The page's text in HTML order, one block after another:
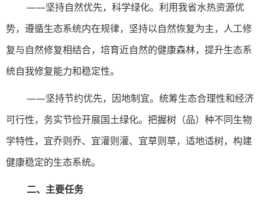
——坚持自然优先，科学绿化。利用我省水热资源优
势，遵循生态系统内在规律，坚持以自然恢复为主，人工修
复与自然修复相结合，培育近自然的健康森林，提升生态系
统自我修复能力和稳定性。
——坚持节约优先，因地制宜。统筹生态合理性和经济
可行性，务实节俭开展国土绿化。把握树（品）种不同生物
学特性，宜乔则乔、宜灌则灌、宜草则草，适地适树，构建
健康稳定的生态系统。
二、主要任务